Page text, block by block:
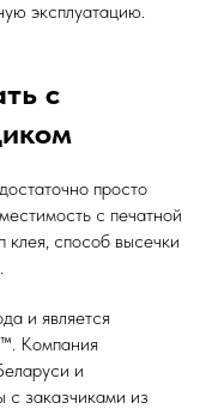
эксплуатацию.
с
просто
с печатной
клея, способ высечки
и является
Компания
и
с заказчиками из